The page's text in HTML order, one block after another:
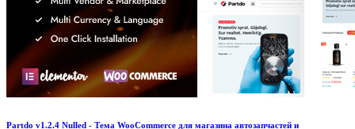
Partdo v1.2.4 Nulled - Тема WooCommerce для магазина автозапчастей и